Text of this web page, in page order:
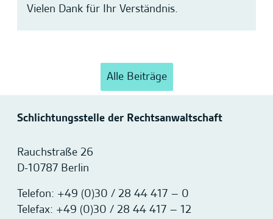
Vielen Dank für Ihr Verständnis.
Alle Beiträge
Schlichtungsstelle der Rechtsanwaltschaft
Rauchstraße 26
D-10787 Berlin
Telefon: +49 (0)30 / 28 44 417 – 0
Telefax: +49 (0)30 / 28 44 417 – 12